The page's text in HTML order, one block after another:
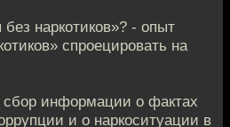
наркотиков»? - опыт
спроецировать на
информации о фактах
и о наркоситуации в